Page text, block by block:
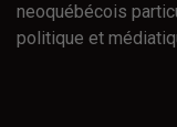
neoquébécois
politique et